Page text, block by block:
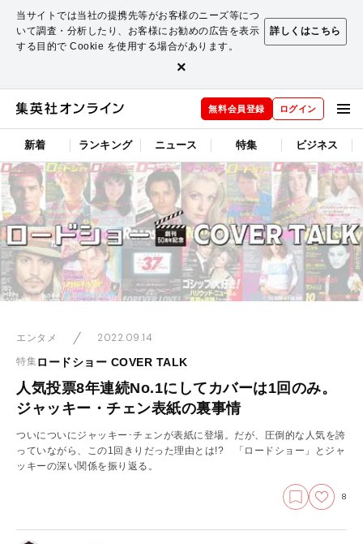
当サイトでは当社の提携先等がお客様のニーズ等につ
いて調査・分析したり、お客様にお勧めの広告を表示
する目的で Cookie を使用する場合があります。
詳しくはこちら
×
無料会員登録 ログイン
新着 ランキング ニュース 特集 ビジネス
エンタメ 2022.09.14
特集ロードショー COVER TALK
人気投票8年連続No.1にしてカバーは1回のみ。
ジャッキー・チェン表紙の裏事情
ついについにジャッキー･チェンが表紙に登場。だが、圧倒的な人気を誇
っていながら、この1回きりだった理由とは!? 「ロードショー」とジャ
ッキーの深い関係を振り返る。
8